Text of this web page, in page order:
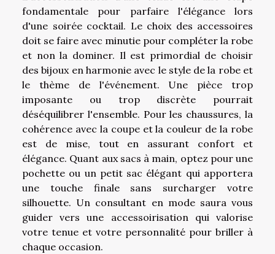
fondamentale pour parfaire l'élégance lors
d'une soirée cocktail. Le choix des accessoires
doit se faire avec minutie pour compléter la robe
et non la dominer. Il est primordial de choisir
des bijoux en harmonie avec le style de la robe et
le thème de l'événement. Une pièce trop
imposante ou trop discrète pourrait
déséquilibrer l'ensemble. Pour les chaussures, la
cohérence avec la coupe et la couleur de la robe
est de mise, tout en assurant confort et
élégance. Quant aux sacs à main, optez pour une
pochette ou un petit sac élégant qui apportera
une touche finale sans surcharger votre
silhouette. Un consultant en mode saura vous
guider vers une accessoirisation qui valorise
votre tenue et votre personnalité pour briller à
chaque occasion.